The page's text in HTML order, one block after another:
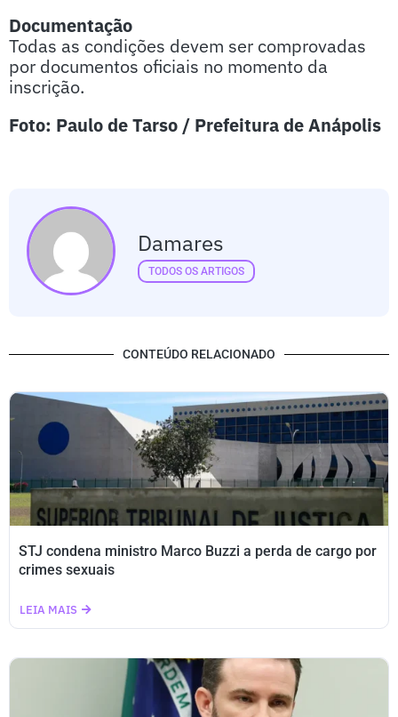
Documentação
Todas as condições devem ser comprovadas
por documentos oficiais no momento da
inscrição.
Foto: Paulo de Tarso / Prefeitura de Anápolis
Damares
TODOS OS ARTIGOS
CONTEÚDO RELACIONADO
STJ condena ministro Marco Buzzi a perda de cargo por
crimes sexuais
LEIA MAIS